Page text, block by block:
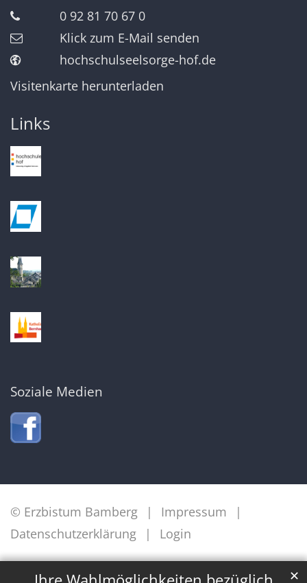
✕
0 92 81 70 67 0
Klick zum E-Mail senden
hochschulseelsorge-hof.de
Visitenkarte herunterladen
Links
Soziale Medien
© Erzbistum Bamberg
Impressum
Datenschutzerklärung
Login